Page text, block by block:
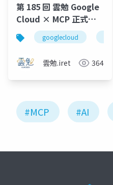
第 185 回 雲勉 Google
Cloud × MCP 正式対
応を語るgooglecloud
雲勉.iret 364
#MCP #AI